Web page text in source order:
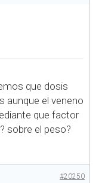
que dosis
aunque el veneno
que factor
sobre el peso?
#20250